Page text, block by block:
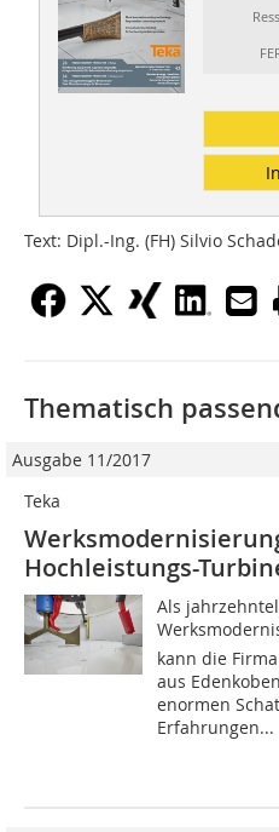
Text: Dipl.-Ing. (FH) Silvio
Thematisch
Ausgabe 11/2017
Teka
Hochleistungs-
Als
kann die
aus
enormen
Erfahrungen...